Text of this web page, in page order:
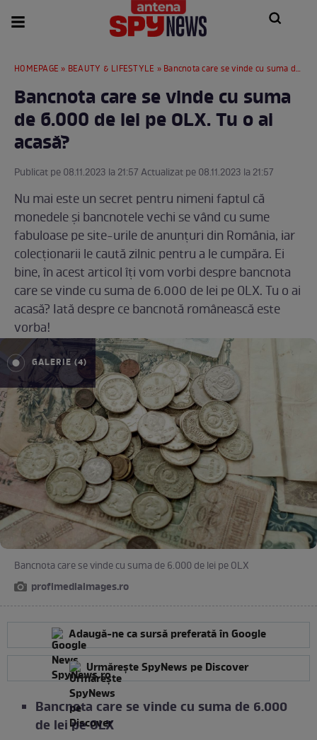
HOMEPAGE » BEAUTY & LIFESTYLE » Bancnota care se vinde cu suma de 6.000 de lei pe OLX. Tu o ai acasă?
Bancnota care se vinde cu suma
de 6.000 de lei pe OLX. Tu o ai
acasă?
Publicat pe 08.11.2023 la 21:57 Actualizat pe 08.11.2023 la 21:57
Nu mai este un secret pentru nimeni faptul că
monedele și bancnotele vechi se vând cu sume
fabuloase pe site-urile de anunțuri din România, iar
colecționarii le caută zilnic pentru a le cumpăra. Ei
bine, în acest articol îți vom vorbi despre bancnota
care se vinde cu suma de 6.000 de lei pe OLX. Tu o ai
acasă? Iată despre ce bancnotă românească este
vorba!
GALERIE (4)
Bancnota care se vinde cu suma de 6.000 de lei pe OLX
profimediaimages.ro
Adaugă-ne ca sursă preferată în Google
Urmărește SpyNews pe Discover
Bancnota care se vinde cu suma de 6.000
de lei pe OLX